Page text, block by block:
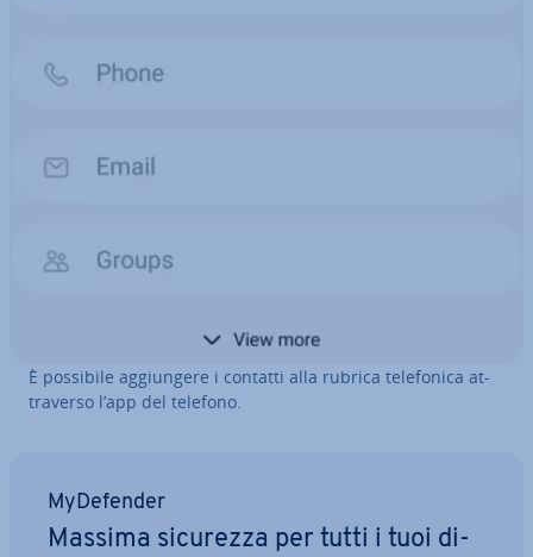
È possibile ag­giun­ge­re i contatti alla rubrica te­le­fo­ni­ca at­
tra­ver­so l’app del telefono.
My­De­fen­der
Massima sicurezza per tutti i tuoi di­